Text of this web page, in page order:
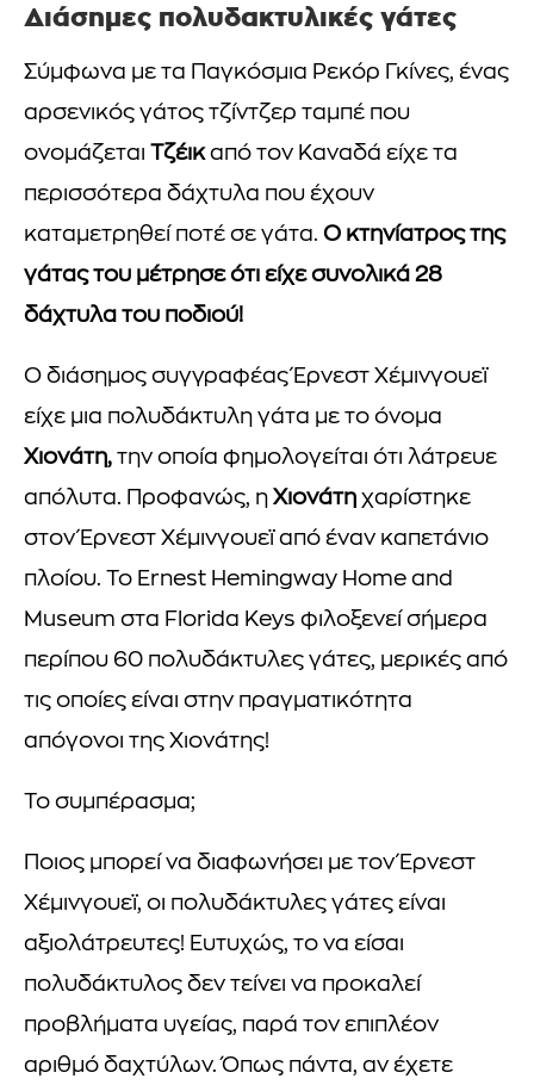
Διάσημες πολυδακτυλικές γάτες
Σύμφωνα με τα Παγκόσμια Ρεκόρ Γκίνες, ένας
αρσενικός γάτος τζίντζερ ταμπέ που
ονομάζεται Τζέικαπό τον Καναδά είχε τα
περισσότερα δάχτυλα που έχουν
καταμετρηθεί ποτέ σε γάτα. Ο κτηνίατρος της
γάτας του μέτρησε ότι είχε συνολικά 28
δάχτυλα του ποδιού!
Ο διάσημος συγγραφέας Έρνεστ Χέμινγουεϊ
είχε μια πολυδάκτυλη γάτα με το όνομα
Χιονάτη, την οποία φημολογείται ότι λάτρευε
απόλυτα. Προφανώς, η Χιονάτη χαρίστηκε
στον Έρνεστ Χέμινγουεϊ από έναν καπετάνιο
πλοίου. Το Ernest Hemingway Home and
Museum στα Florida Keys φιλοξενεί σήμερα
περίπου 60 πολυδάκτυλες γάτες, μερικές από
τις οποίες είναι στην πραγματικότητα
απόγονοι της Χιονάτης!
Το συμπέρασμα;
Ποιος μπορεί να διαφωνήσει με τον Έρνεστ
Χέμινγουεϊ, οι πολυδάκτυλες γάτες είναι
αξιολάτρευτες! Ευτυχώς, το να είσαι
πολυδάκτυλος δεν τείνει να προκαλεί
προβλήματα υγείας, παρά τον επιπλέον
αριθμό δαχτύλων. Όπως πάντα, αν έχετε